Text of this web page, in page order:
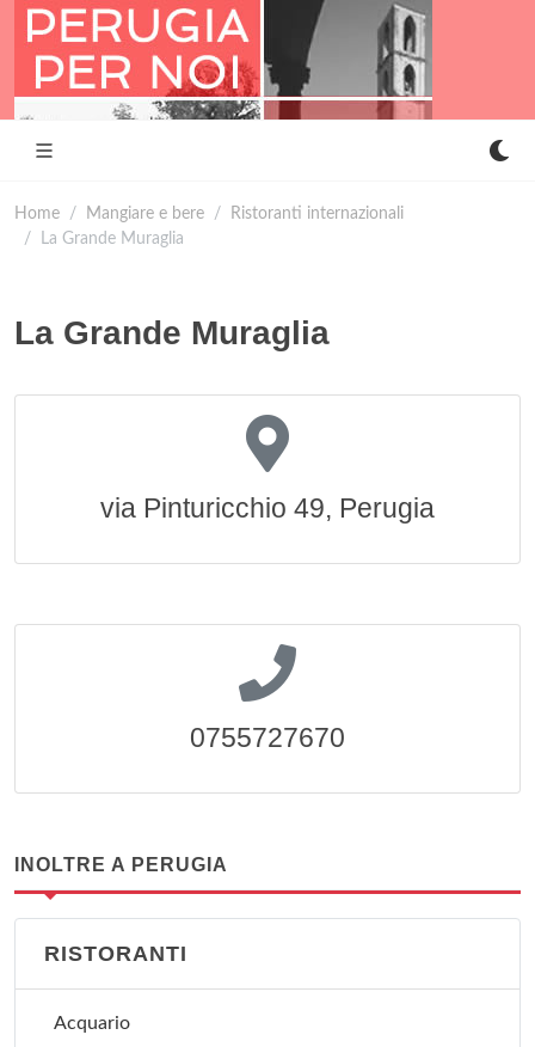
Home Mangiare e bere
Ristoranti internazionali
La Grande Muraglia
La Grande Muraglia
via Pinturicchio 49, Perugia
0755727670
INOLTRE A PERUGIA
RISTORANTI
Acquario